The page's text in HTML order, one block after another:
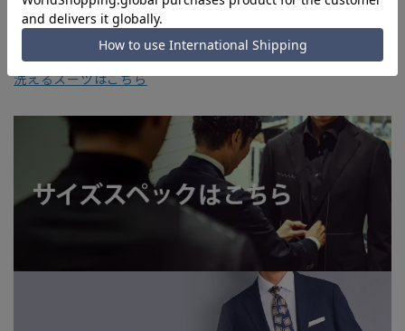
よってはお急ぎ発送サービスを選択できない場合がございま
す。
洗えるスーツはこちら